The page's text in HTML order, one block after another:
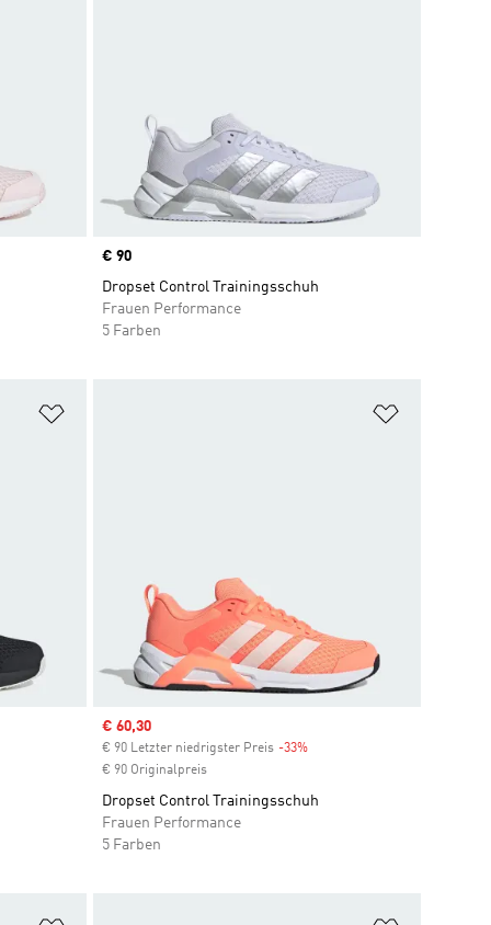
Price
€ 90
Dropset Control Trainingsschuh
Frauen Performance
5 Farben
Sale price
€ 60,30
€ 90 Letzter niedrigster Preis -33%Discount
€ 90 Originalpreis
Dropset Control Trainingsschuh
Frauen Performance
5 Farben